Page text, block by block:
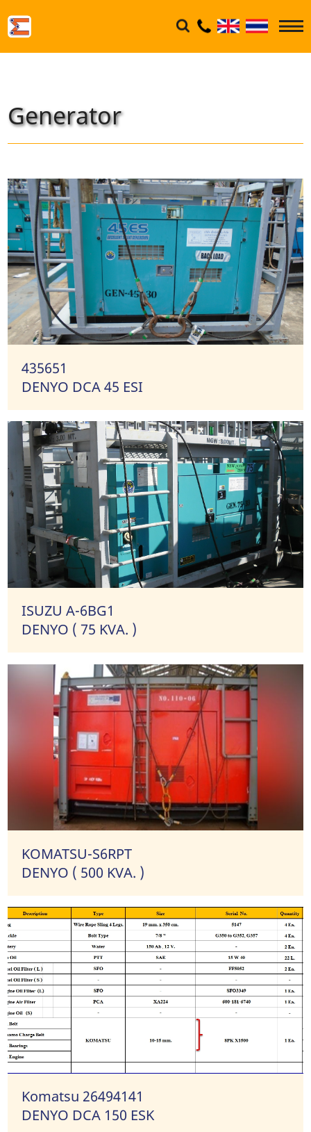
Generator
435651
DENYO DCA 45 ESI
ISUZU A-6BG1
DENYO ( 75 KVA. )
KOMATSU-S6RPT
DENYO ( 500 KVA. )
Komatsu 26494141
DENYO DCA 150 ESK